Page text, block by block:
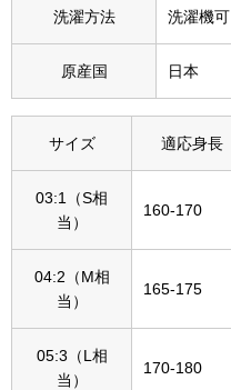
ーブルウェア
ズ
洗濯方法 洗濯機可
原産国 日本
サイズ 適応身長
03:1（S相
当）
160-170
04:2（M相
当）
165-175
05:3（L相
当）
170-180